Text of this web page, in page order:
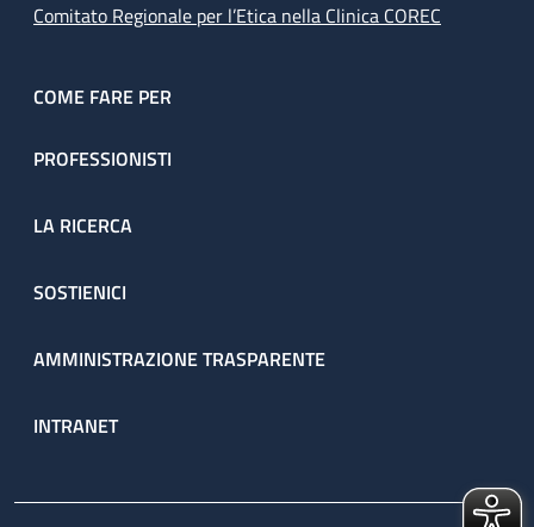
Comitato Regionale per l’Etica nella Clinica COREC
COME FARE PER
PROFESSIONISTI
LA RICERCA
SOSTIENICI
AMMINISTRAZIONE TRASPARENTE
INTRANET